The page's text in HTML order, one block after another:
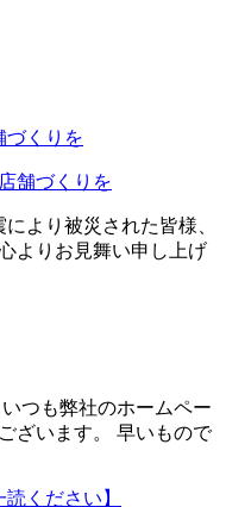
舗づくりを
より被災された皆様、
よりお見舞い申し上げ
つも弊社のホームペー
ざいます。 早いもので